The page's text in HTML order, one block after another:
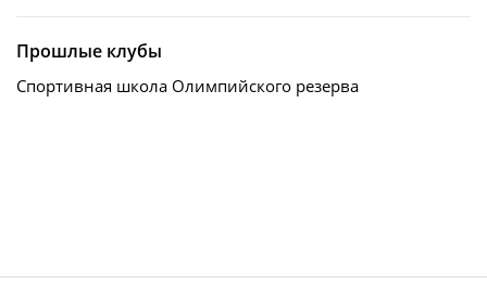
Прошлые клубы
Спортивная школа Олимпийского резерва